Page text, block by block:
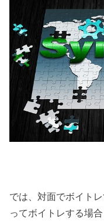
では、対面でボイト
ってボイトレする場